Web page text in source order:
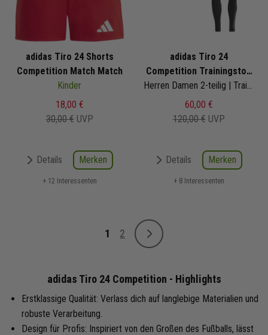
adidas Tiro 24 Shorts
Competition Match Match
Kinder
18,00 €
30,00 € UVP
Details Merken
+ 12 Interessenten
adidas Tiro 24
Competition Trainingstop
Set
Herren Damen 2-teilig | Trainingstop Trainingshose
60,00 €
120,00 € UVP
Details Merken
+ 8 Interessenten
Sie lesen gerade Seite
1
Seite
2
Weiter
adidas Tiro 24 Competition - Highlights
Erstklassige Qualität: Verlass dich auf langlebige Materialien und
robuste Verarbeitung.
Design für Profis: Inspiriert von den Großen des Fußballs, lässt